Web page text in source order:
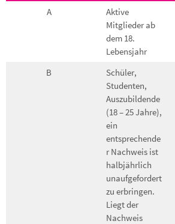
A
Aktive
Mitglieder ab
dem 18.
Lebensjahr
B
Schüler,
Studenten,
Auszubildende
(18 – 25 Jahre),
ein
entsprechende
r Nachweis ist
halbjährlich
unaufgefordert
zu erbringen.
Liegt der
Nachweis